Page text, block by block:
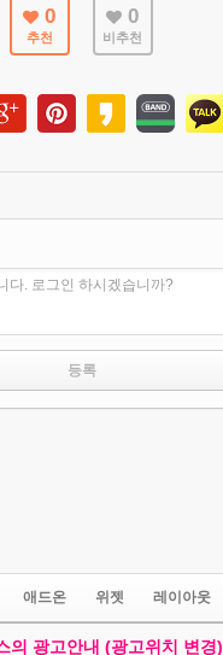
0
추천
0
비추천
다. 로그인 하시겠습니까?
애드온 위젯 레이아웃
의 광고안내 (광고위치 변경)